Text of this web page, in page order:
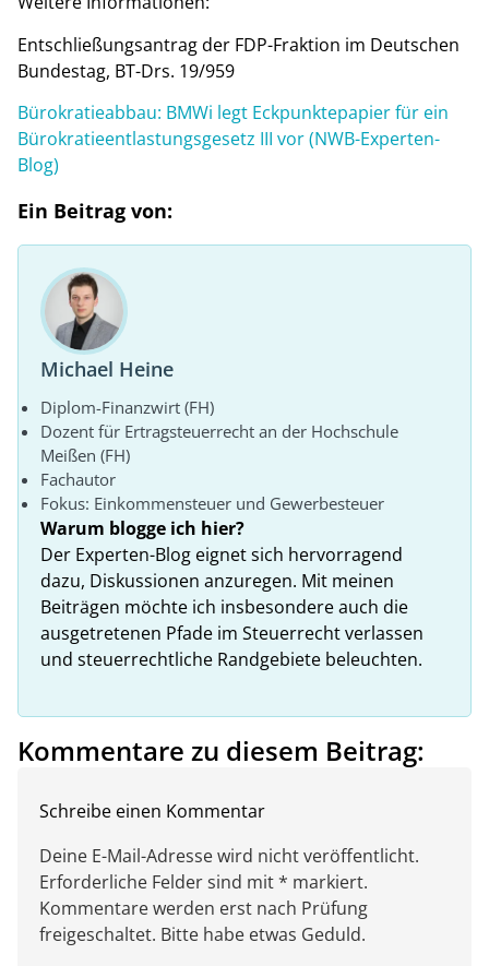
Entschließungsantrag der FDP-Fraktion im Deutschen
Bundestag, BT-Drs. 19/959
Bürokratieabbau: BMWi legt Eckpunktepapier für ein
Bürokratieentlastungsgesetz III vor (NWB-Experten-
Blog)
Ein Beitrag von:
Michael Heine
Diplom-Finanzwirt (FH)
Dozent für Ertragsteuerrecht an der Hochschule
Meißen (FH)
Fachautor
Fokus: Einkommensteuer und Gewerbesteuer
Warum blogge ich hier?
Der Experten-Blog eignet sich hervorragend
dazu, Diskussionen anzuregen. Mit meinen
Beiträgen möchte ich insbesondere auch die
ausgetretenen Pfade im Steuerrecht verlassen
und steuerrechtliche Randgebiete beleuchten.
Kommentare zu diesem Beitrag:
Schreibe einen Kommentar
Deine E-Mail-Adresse wird nicht veröffentlicht.
Erforderliche Felder sind mit * markiert.
Kommentare werden erst nach Prüfung
freigeschaltet. Bitte habe etwas Geduld.